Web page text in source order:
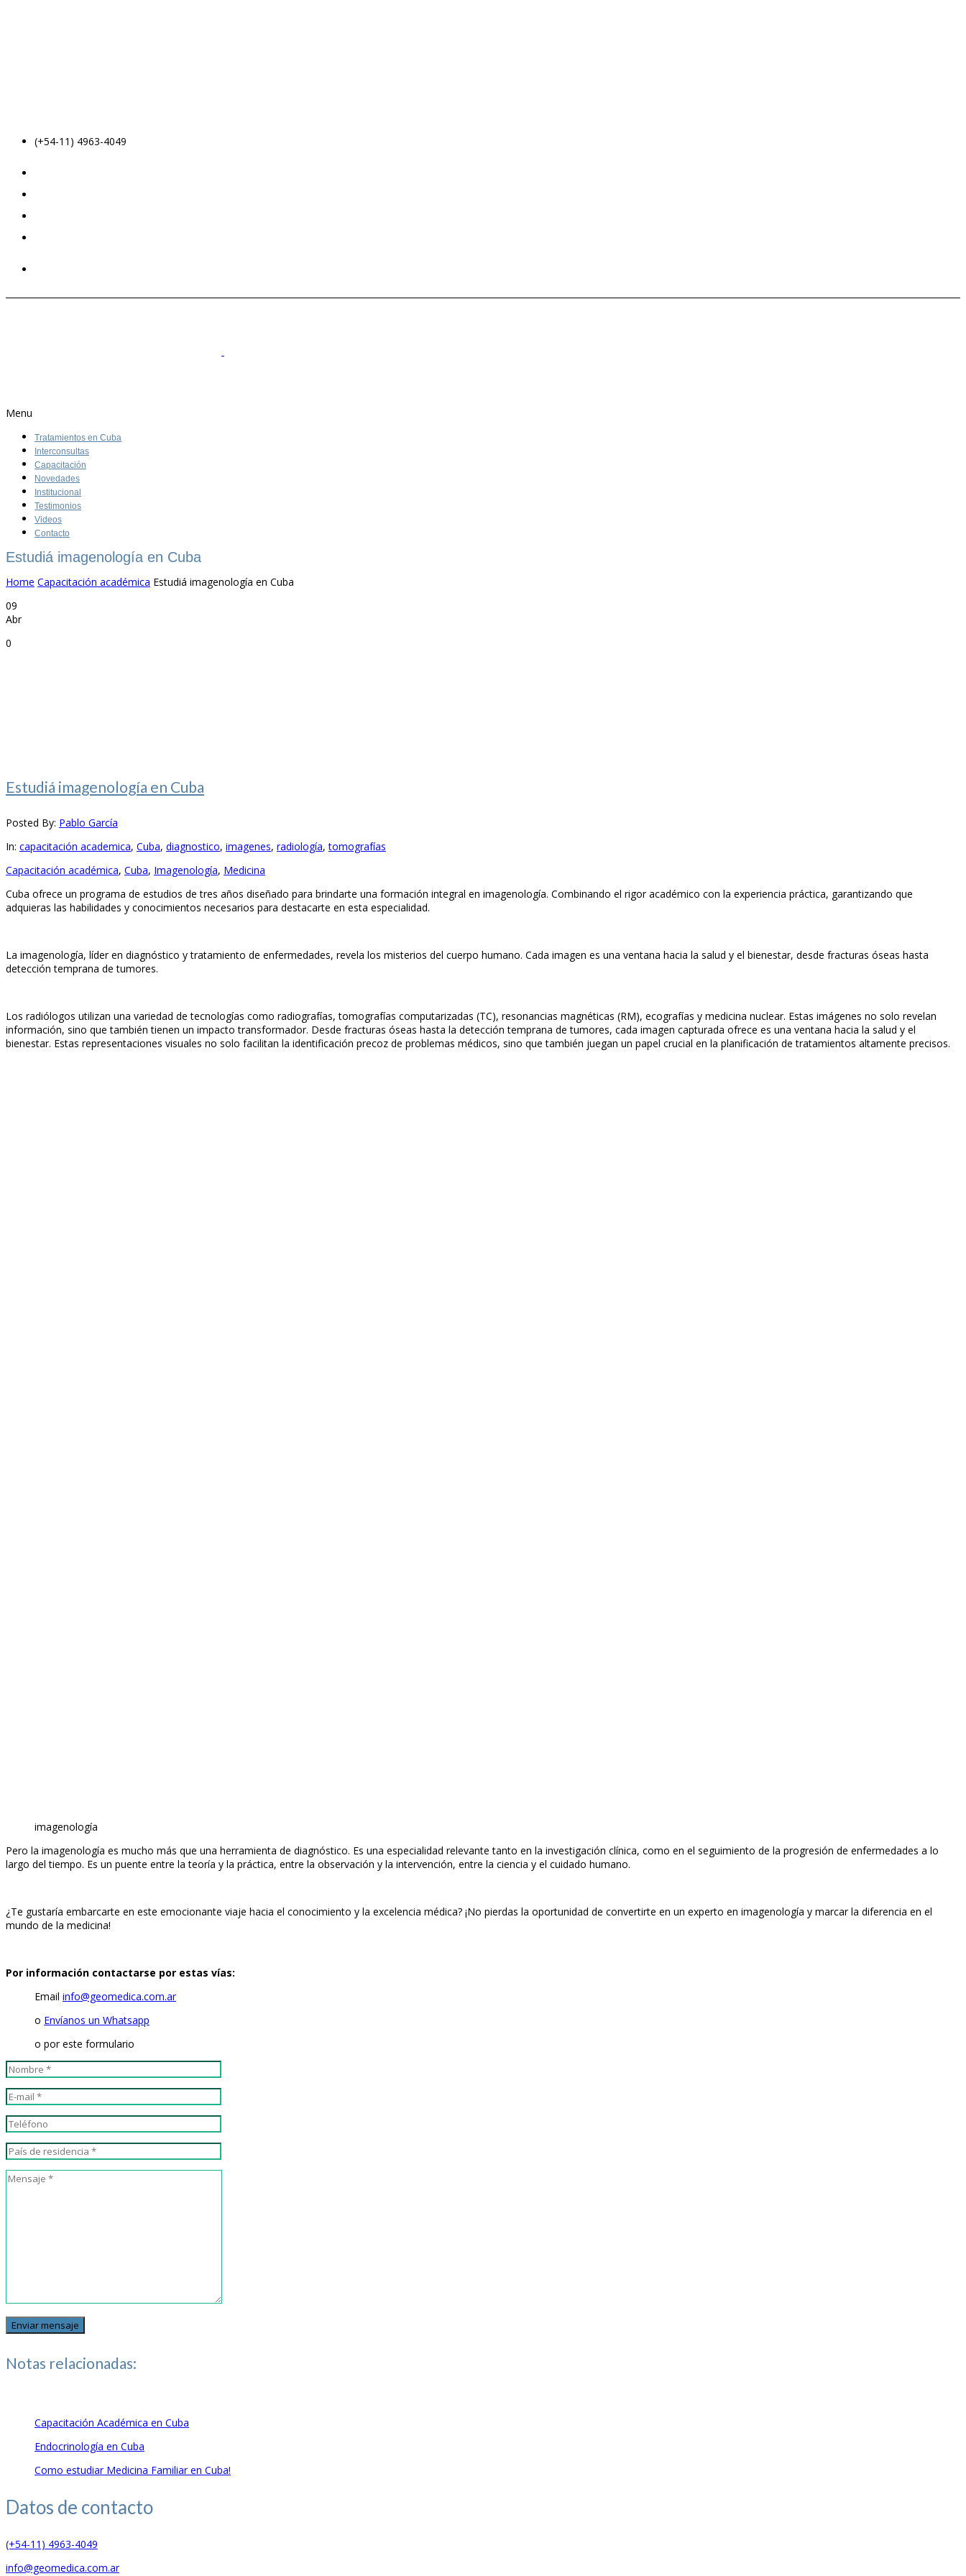
(+54-11) 4963-4049
Menu
Tratamientos en Cuba
Interconsultas
Capacitación
Novedades
Institucional
Testimonios
Videos
Contacto
Estudiá imagenología en Cuba
Home Capacitación académica Estudiá imagenología en Cuba
09
Abr
0
Estudiá imagenología en Cuba
Posted By: Pablo García
In: capacitación academica, Cuba, diagnostico, imagenes, radiología,tomografías
Capacitación académica, Cuba, Imagenología, Medicina
Cuba ofrece un programa de estudios de tres años diseñado para brindarte una formación integral en imagenología. Combinando el rigor académico con la experiencia práctica, garantizando que
adquieras las habilidades y conocimientos necesarios para destacarte en esta especialidad.
La imagenología, líder en diagnóstico y tratamiento de enfermedades, revela los misterios del cuerpo humano. Cada imagen es una ventana hacia la salud y el bienestar, desde fracturas óseas hasta
detección temprana de tumores.
Los radiólogos utilizan una variedad de tecnologías como radiografías, tomografías computarizadas (TC), resonancias magnéticas (RM), ecografías y medicina nuclear. Estas imágenes no solo revelan
información, sino que también tienen un impacto transformador. Desde fracturas óseas hasta la detección temprana de tumores, cada imagen capturada ofrece es una ventana hacia la salud y el
bienestar. Estas representaciones visuales no solo facilitan la identificación precoz de problemas médicos, sino que también juegan un papel crucial en la planificación de tratamientos altamente precisos.
imagenología
Pero la imagenología es mucho más que una herramienta de diagnóstico. Es una especialidad relevante tanto en la investigación clínica, como en el seguimiento de la progresión de enfermedades a lo
largo del tiempo. Es un puente entre la teoría y la práctica, entre la observación y la intervención, entre la ciencia y el cuidado humano.
¿Te gustaría embarcarte en este emocionante viaje hacia el conocimiento y la excelencia médica? ¡No pierdas la oportunidad de convertirte en un experto en imagenología y marcar la diferencia en el
mundo de la medicina!
Por información contactarse por estas vías:
Email info@geomedica.com.ar
o Envíanos un Whatsapp
o por este formulario
Notas relacionadas:
Capacitación Académica en Cuba
Endocrinología en Cuba
Como estudiar Medicina Familiar en Cuba!
Datos de contacto
(+54-11) 4963-4049
info@geomedica.com.ar